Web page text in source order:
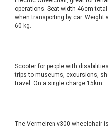
operations. Seat width 46cm
when transporting by car. Weight
60 kg.
Scooter for people with
trips to museums, excursions,
travel. On a single charge 15km.
The Vermeiren v300 wheelchair